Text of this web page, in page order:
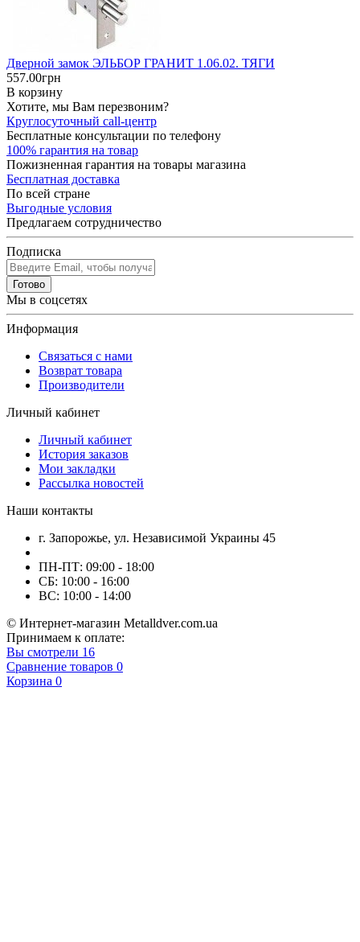
Дверной замок ЭЛЬБОР ГРАНИТ 1.06.02. ТЯГИ
557.00грн
В корзину
Хотите, мы Вам перезвоним?
Круглосуточный call-центр
Бесплатные консультации по телефону
100% гарантия на товар
Пожизненная гарантия на товары магазина
Бесплатная доставка
По всей стране
Выгодные условия
Предлагаем сотрудничество
Подписка
Готово
Мы в соцсетях
Информация
Связаться с нами
Возврат товара
Производители
Личный кабинет
Личный кабинет
История заказов
Мои закладки
Рассылка новостей
Наши контакты
г. Запорожье, ул. Независимой Украины 45
ПН-ПТ: 09:00 - 18:00
СБ: 10:00 - 16:00
ВС: 10:00 - 14:00
© Интернет-магазин Metalldver.com.ua
Принимаем к оплате:
Вы смотрели 16
Сравнение товаров 0
Корзина 0